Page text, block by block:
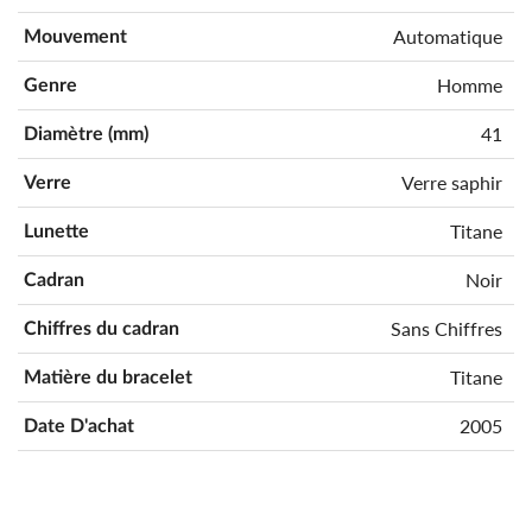
Mouvement Automatique
Genre Homme
Diamètre (mm) 41
Verre Verre saphir
Lunette Titane
Cadran Noir
Chiffres du cadran Sans Chiffres
Matière du bracelet Titane
Date D'achat 2005